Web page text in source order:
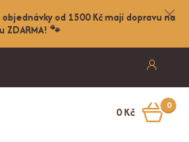
od 1500 Kč mají dopravu na
ZDARMA! 🐾
0
0 Kč